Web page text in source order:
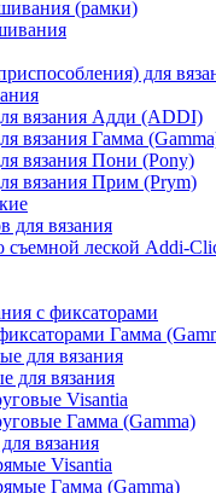
(рамки)
для
вязания Адди (ADDI)
вязания Гамма
вязания Пони (Pony)
вязания Прим (Prym)
для вязания
съемной леской Addi-
с фиксаторами
Гамма
для вязания
для вязания
Visantia
Гамма (Gamma)
вязания
Visantia
Гамма (Gamma)